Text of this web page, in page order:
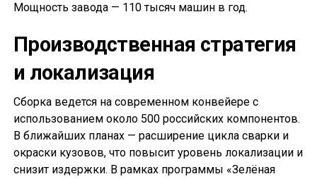
Мощность завода — 110 тысяч машин в год.
Производственная стратегия
и локализация
Сборка ведется на современном конвейере с
использованием около 500 российских компонентов.
В ближайших планах — расширение цикла сварки и
окраски кузовов, что повысит уровень локализации и
снизит издержки. В рамках программы «Зелёная